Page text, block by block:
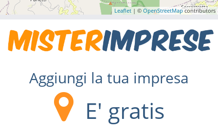
Leaflet | © OpenStreetMapcontributors
Aggiungi la tua impresa
E' gratis